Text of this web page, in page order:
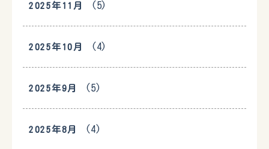
2025年11月 (5)
2025年10月 (4)
2025年9月 (5)
2025年8月 (4)